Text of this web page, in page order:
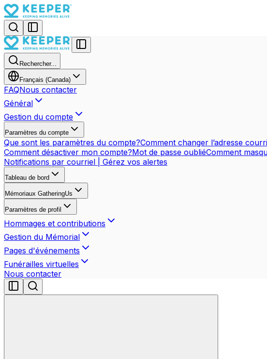
Rechercher...
Français (Canada)
FAQNous contacter
Général
Gestion du compte
Paramètres du compte
Que sont les paramètres du compte?Comment changer l’adresse
Comment désactiver mon compte?Mot de passe oubliéComment
Notifications par courriel | Gérez vos alertes
Tableau de bord
Mémoriaux GatheringUs
Paramètres de profil
Hommages et contributions
Gestion du Mémorial
Pages d'événements
Funérailles virtuelles
Nous contacter